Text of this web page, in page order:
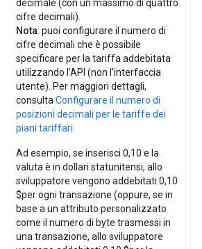
decimale (con un massimo di quattro
cifre decimali).
Nota: puoi configurare il numero di
cifre decimali che è possibile
specificare per la tariffa addebitata
utilizzando l'API (non l'interfaccia
utente). Per maggiori dettagli,
consulta Configurare il numero di
posizioni decimali per le tariffe dei
piani tariffari
Ad esempio, se inserisci 0,10 e la
valuta è in dollari statunitensi, allo
sviluppatore vengono addebitati 0,10
$per ogni transazione (oppure, se in
base a un attributo personalizzato
come il numero di byte trasmessi in
una transazione, allo sviluppatore